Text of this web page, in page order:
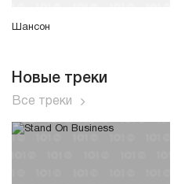
Шансон
Новые треки
Все треки